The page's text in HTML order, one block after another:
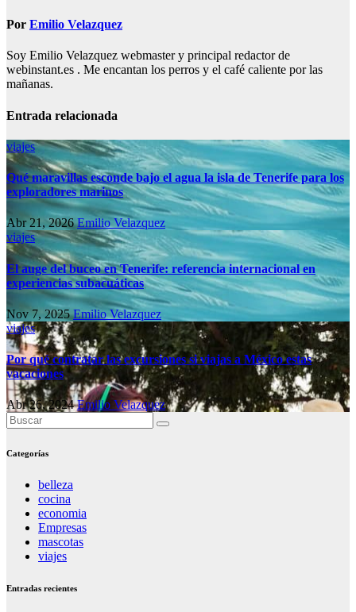
Por Emilio Velazquez
Soy Emilio Velazquez webmaster y principal redactor de
webinstant.es . Me encantan los perros y el café caliente por las
mañanas.
Entrada relacionada
viajes
Qué maravillas esconde bajo el agua la isla de Tenerife para los
exploradores marinos
Abr 21, 2026Emilio Velazquez
viajes
El auge del buceo en Tenerife: referencia internacional en
experiencias subacuáticas
Nov 7, 2025Emilio Velazquez
viajes
Por qué contratar las excursiones si viajas a México estas
vacaciones
Abr 26, 2024Emilio Velazquez
Categorías
belleza
cocina
economia
Empresas
mascotas
viajes
Entradas recientes